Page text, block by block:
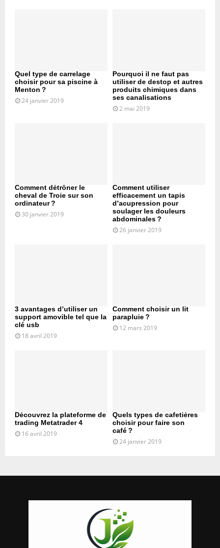
Quel type de carrelage
choisir pour sa piscine à
Menton ?
24 janvier 2019
Pourquoi il ne faut pas
utiliser de destop et autres
produits chimiques dans
ses canalisations
2 mai 2019
Comment détrôner le
cheval de Troie sur son
ordinateur ?
30 janvier 2019
Comment utiliser
efficacement un tapis
d’acupression pour
soulager les douleurs
abdominales ?
26 janvier 2019
3 avantages d’utiliser un
support amovible tel que la
clé usb
18 avril 2019
Comment choisir un lit
parapluie ?
12 mars 2019
Découvrez la plateforme de
trading Metatrader 4
16 avril 2019
Quels types de cafetières
choisir pour faire son
café ?
24 janvier 2019